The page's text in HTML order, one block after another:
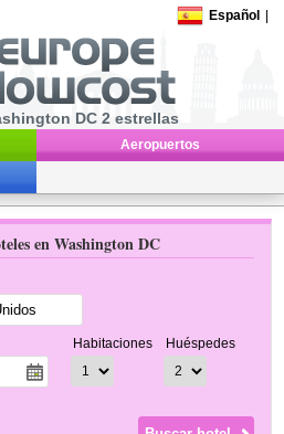
Español
DC 2 estrellas
Aeropuertos
en Washington DC
Habitaciones Huéspedes